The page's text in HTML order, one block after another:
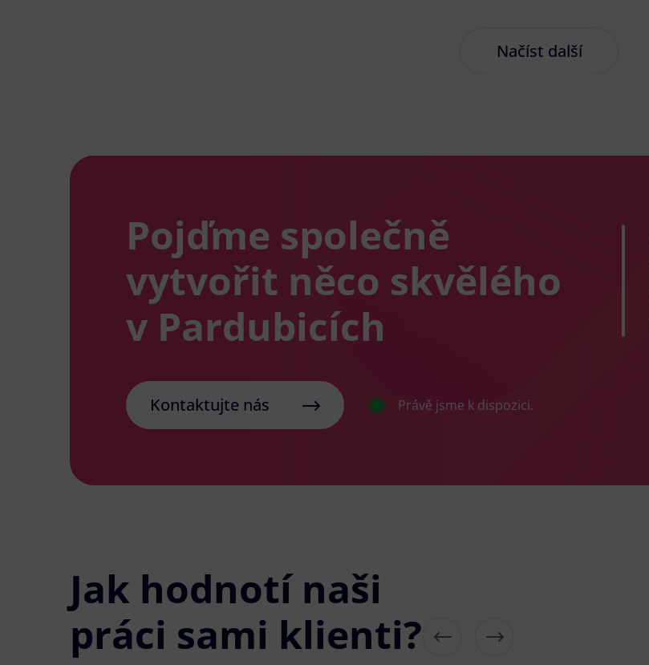
Načíst další
Pojďme společně
vytvořit něco skvělého
v Pardubicích
Kontaktujte nás Právě jsme k dispozici.
Jak hodnotí naši
práci sami klienti?